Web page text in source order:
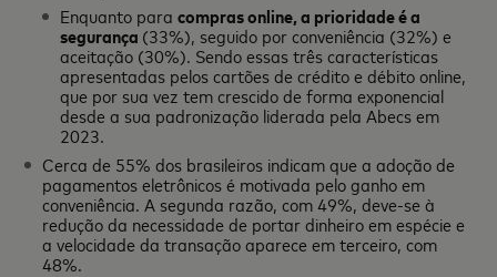
Enquanto paracompras online, a prioridade é a
segurança (33%), seguido por conveniência (32%) e
aceitação (30%). Sendo essas três características
apresentadas pelos cartões de crédito e débito online,
que por sua vez tem crescido de forma exponencial
desde a sua padronização liderada pela Abecs em
2023.
Cerca de 55% dos brasileiros indicam que a adoção de
pagamentos eletrônicos é motivada pelo ganho em
conveniência. A segunda razão, com 49%, deve-se à
redução da necessidade de portar dinheiro em espécie e
a velocidade da transação aparece em terceiro, com
48%.